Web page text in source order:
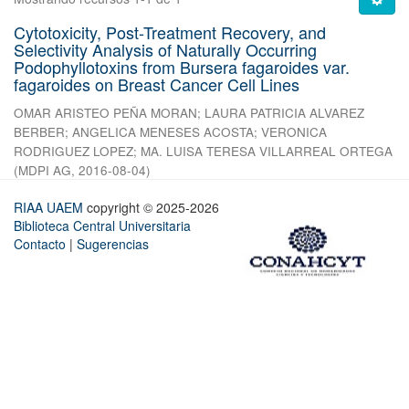
Cytotoxicity, Post-Treatment Recovery, and
Selectivity Analysis of Naturally Occurring
Podophyllotoxins from Bursera fagaroides var.
fagaroides on Breast Cancer Cell Lines
OMAR ARISTEO PEÑA MORAN; LAURA PATRICIA ALVAREZ
BERBER; ANGELICA MENESES ACOSTA; VERONICA
RODRIGUEZ LOPEZ; MA. LUISA TERESA VILLARREAL ORTEGA
(MDPI AG, 2016-08-04)
RIAA UAEM copyright © 2025-2026
Biblioteca Central Universitaria
Contacto | Sugerencias